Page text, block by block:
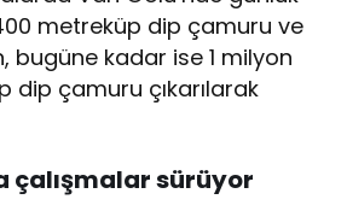
metreküp dip çamuru ve
bugüne kadar ise 1 milyon
dip çamuru çıkarılarak
çalışmalar sürüyor